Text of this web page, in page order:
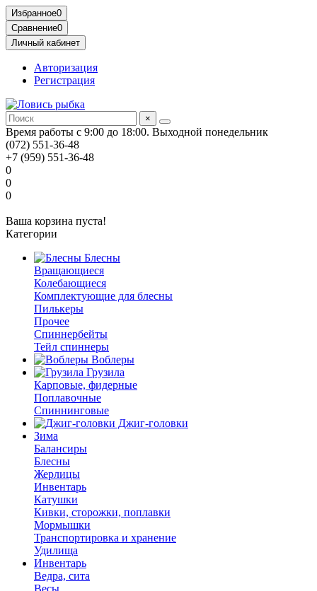
Избранное0
Сравнение0
Личный кабинет
Авторизация
Регистрация
×
Время работы с 9:00 до 18:00. Выходной понедельник
(072) 551-36-48
+7 (959) 551-36-48
0
0
0
Ваша корзина пуста!
Категории
Блесны
Вращающиеся
Колебающиеся
Комплектующие для блесны
Пилькеры
Прочее
Спиннербейты
Тейл спиннеры
Воблеры
Грузила
Карповые, фидерные
Поплавочные
Спиннинговые
Джиг-головки
Зима
Балансиры
Блесны
Жерлицы
Инвентарь
Катушки
Кивки, сторожки, поплавки
Мормышки
Транспортировка и хранение
Удилища
Инвентарь
Ведра, сита
Весы